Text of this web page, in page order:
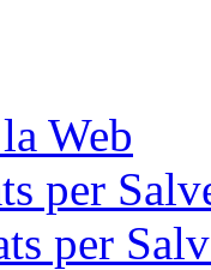
Web
per
per